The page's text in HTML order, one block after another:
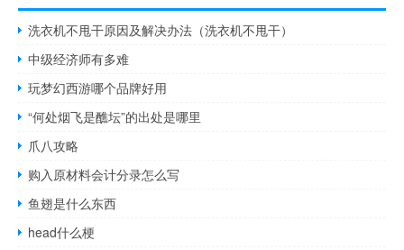
洗衣机不甩干原因及解决办法（洗衣机不甩干）
中级经济师有多难
玩梦幻西游哪个品牌好用
“何处烟飞是醮坛”的出处是哪里
爪八攻略
购入原材料会计分录怎么写
鱼翅是什么东西
head什么梗